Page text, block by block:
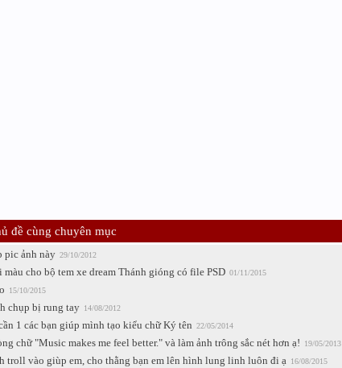
đề cùng chuyên mục
pic ảnh này 29/10/2012
cho bộ tem xe dream Thánh gióng có file PSD 01/11/2015
15/10/2015
chụp bị rung tay 14/08/2012
1 các bạn giúp mình tạo kiểu chữ Ký tên 22/05/2014
chữ "Music makes me feel better." và làm ảnh trông sắc nét hơn ạ! 19/05/2013
troll vào giùp em, cho thằng bạn em lên hình lung linh luôn đi ạ 16/08/2015